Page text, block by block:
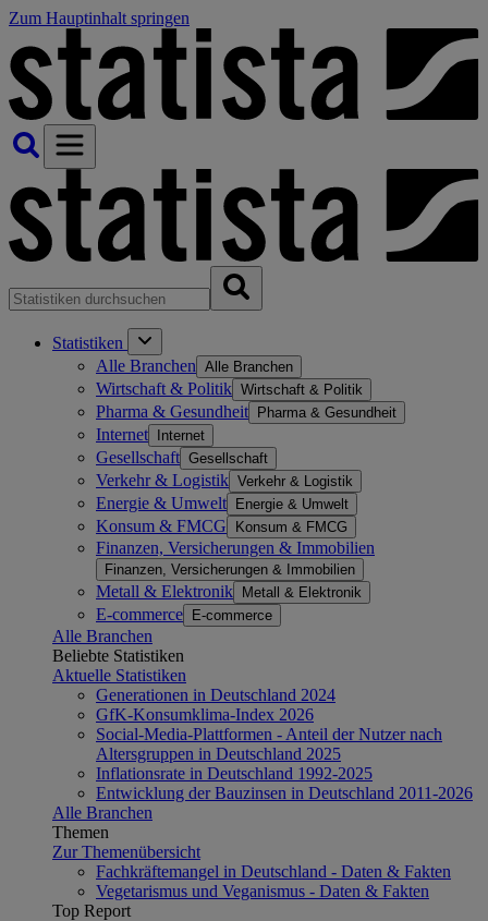
Zum Hauptinhalt springen
Statistiken
Alle Branchen Alle Branchen
Wirtschaft & Politik Wirtschaft & Politik
Pharma & Gesundheit Pharma & Gesundheit
Internet Internet
Gesellschaft Gesellschaft
Verkehr & Logistik Verkehr & Logistik
Energie & Umwelt Energie & Umwelt
Konsum & FMCG Konsum & FMCG
Finanzen, Versicherungen & Immobilien
Finanzen, Versicherungen & Immobilien
Metall & Elektronik Metall & Elektronik
E-commerce E-commerce
Alle Branchen
Beliebte Statistiken
Aktuelle Statistiken
Generationen in Deutschland 2024
GfK-Konsumklima-Index 2026
Social-Media-Plattformen - Anteil der Nutzer nach
Altersgruppen in Deutschland 2025
Inflationsrate in Deutschland 1992-2025
Entwicklung der Bauzinsen in Deutschland 2011-2026
Alle Branchen
Themen
Zur Themenübersicht
Fachkräftemangel in Deutschland - Daten & Fakten
Vegetarismus und Veganismus - Daten & Fakten
Top Report